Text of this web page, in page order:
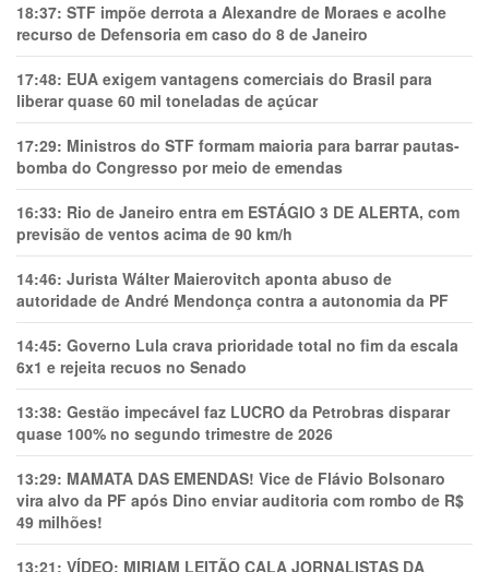
18:37: STF impõe derrota a Alexandre de Moraes e acolhe
recurso de Defensoria em caso do 8 de Janeiro
17:48: EUA exigem vantagens comerciais do Brasil para
liberar quase 60 mil toneladas de açúcar
17:29: Ministros do STF formam maioria para barrar pautas-
bomba do Congresso por meio de emendas
16:33: Rio de Janeiro entra em ESTÁGIO 3 DE ALERTA, com
previsão de ventos acima de 90 km/h
14:46: Jurista Wálter Maierovitch aponta abuso de
autoridade de André Mendonça contra a autonomia da PF
14:45: Governo Lula crava prioridade total no fim da escala
6x1 e rejeita recuos no Senado
13:38: Gestão impecável faz LUCRO da Petrobras disparar
quase 100% no segundo trimestre de 2026
13:29: MAMATA DAS EMENDAS! Vice de Flávio Bolsonaro
vira alvo da PF após Dino enviar auditoria com rombo de R$
49 milhões!
13:21: VÍDEO: MIRIAM LEITÃO CALA JORNALISTAS DA